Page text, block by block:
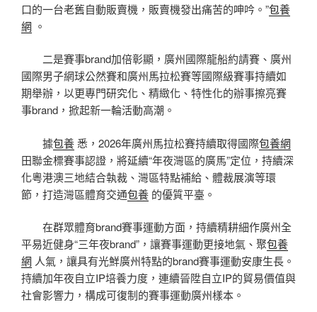
口的一台老舊自動販賣機，販賣機發出痛苦的呻吟。”包養
網 。
二是賽事brand加倍彰顯，廣州國際龍船約請賽、廣州
國際男子網球公然賽和廣州馬拉松賽等國際級賽事持續如
期舉辦，以更專門研究化、精緻化、特性化的辦事擦亮賽
事brand，掀起新一輪活動高潮。
據包養悉，2026年廣州馬拉松賽持續取得國際包養網
田聯金標賽事認證，將延續“年夜灣區的廣馬”定位，持續深
化粵港澳三地結合執裁、灣區特點補給、體裁展演等環
節，打造灣區體育交通包養 的優質平臺。
在群眾體育brand賽事運動方面，持續精耕細作廣州全
平易近健身“三年夜brand”，讓賽事運動更接地氣、聚包養
網 人氣，讓具有光鮮廣州特點的brand賽事運動安康生長。
持續加年夜自立IP培養力度，連續晉陞自立IP的貿易價值與
社會影響力，構成可復制的賽事運動廣州樣本。